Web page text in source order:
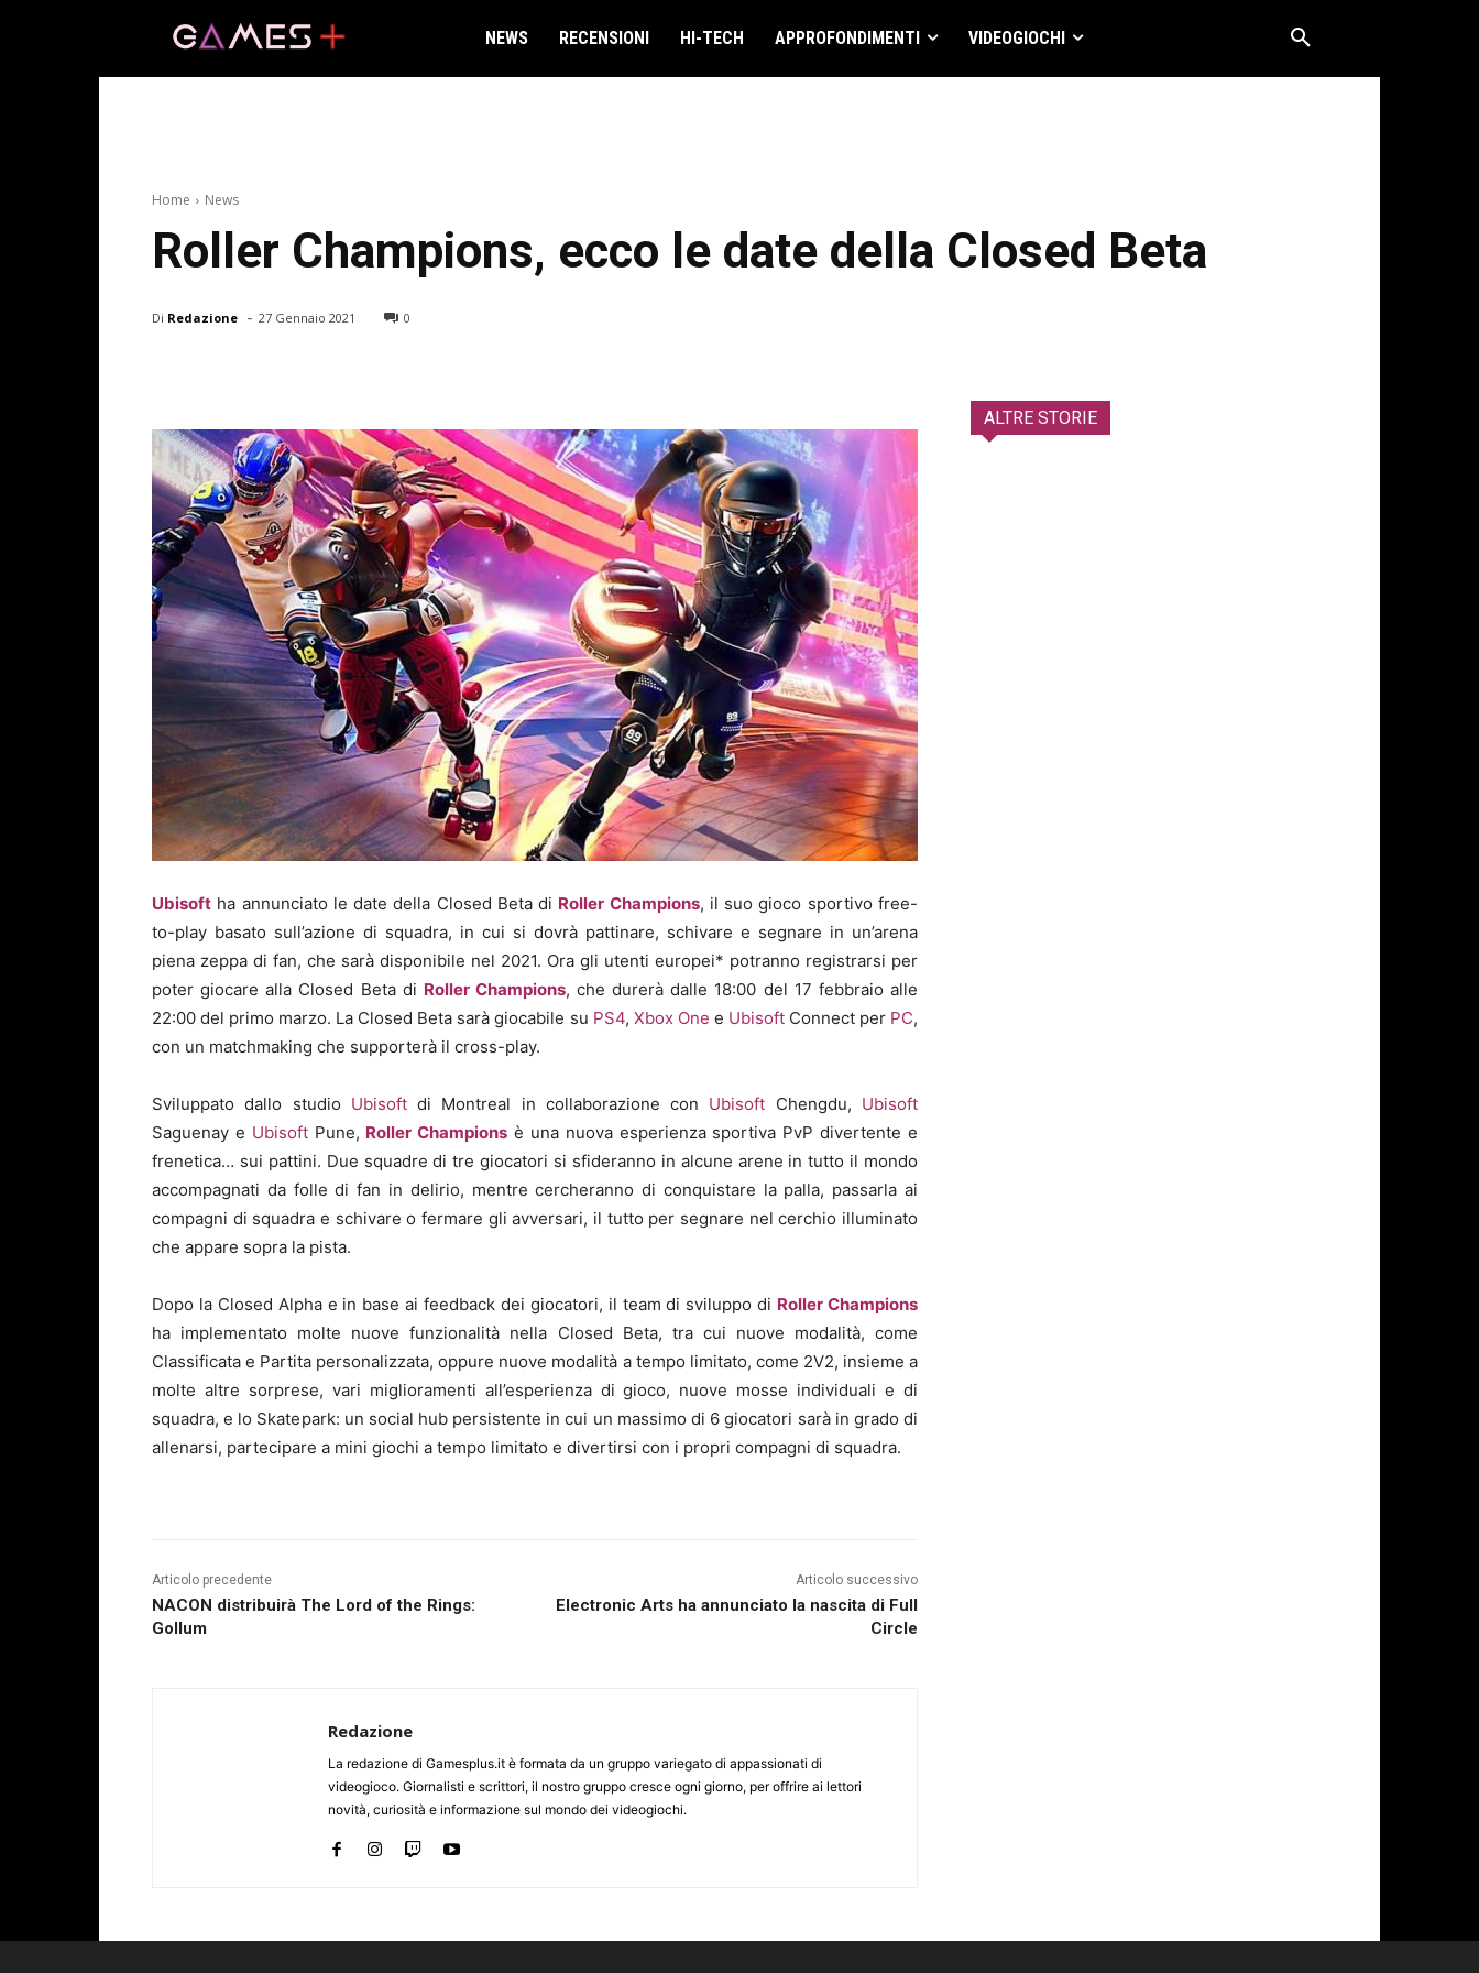
NEWS RECENSIONI HI-TECH APPROFONDIMENTI VIDEOGIOCHI
Home News
Roller Champions, ecco le date della Closed Beta
Di Redazione - 27 Gennaio 2021 0
Ubisoft ha annunciato le date della Closed Beta di Roller Champions, il suo gioco sportivo free-
to-play basato sull’azione di squadra, in cui si dovrà pattinare, schivare e segnare in un’arena
piena zeppa di fan, che sarà disponibile nel 2021. Ora gli utenti europei* potranno registrarsi per
poter giocare alla Closed Beta di Roller Champions, che durerà dalle 18:00 del 17 febbraio alle
22:00 del primo marzo. La Closed Beta sarà giocabile su PS4, Xbox One e UbisoftConnect per PC,
con un matchmaking che supporterà il cross-play.
Sviluppato dallo studio Ubisoftdi Montreal in collaborazione con Ubisoft Chengdu, Ubisoft
Saguenay e UbisoftPune, Roller Champions è una nuova esperienza sportiva PvP divertente e
frenetica… sui pattini. Due squadre di tre giocatori si sfideranno in alcune arene in tutto il mondo
accompagnati da folle di fan in delirio, mentre cercheranno di conquistare la palla, passarla ai
compagni di squadra e schivare o fermare gli avversari, il tutto per segnare nel cerchio illuminato
che appare sopra la pista.
Dopo la Closed Alpha e in base ai feedback dei giocatori, il team di sviluppo di Roller Champions
ha implementato molte nuove funzionalità nella Closed Beta, tra cui nuove modalità, come
Classificata e Partita personalizzata, oppure nuove modalità a tempo limitato, come 2V2, insieme a
molte altre sorprese, vari miglioramenti all’esperienza di gioco, nuove mosse individuali e di
squadra, e lo Skatepark: un social hub persistente in cui un massimo di 6 giocatori sarà in grado di
allenarsi, partecipare a mini giochi a tempo limitato e divertirsi con i propri compagni di squadra.
Articolo precedente
NACON distribuirà The Lord of the Rings:
Gollum
Articolo successivo
Electronic Arts ha annunciato la nascita di Full
Circle
Redazione
La redazione di Gamesplus.it è formata da un gruppo variegato di appassionati di
videogioco. Giornalisti e scrittori, il nostro gruppo cresce ogni giorno, per offrire ai lettori
novità, curiosità e informazione sul mondo dei videogiochi.
ALTRE STORIE